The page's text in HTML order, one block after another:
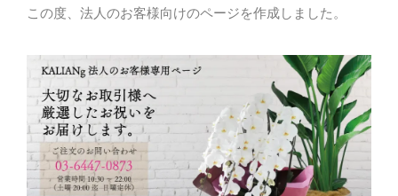
この度、法人のお客様向けのページを作成しました。